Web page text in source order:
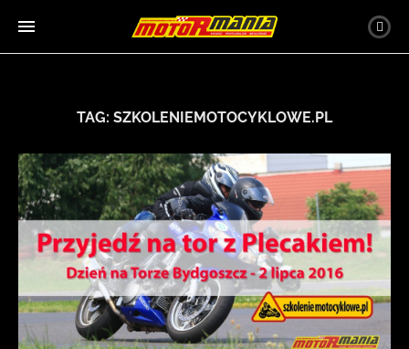
TAG: SZKOLENIEMOTOCYKLOWE.PL